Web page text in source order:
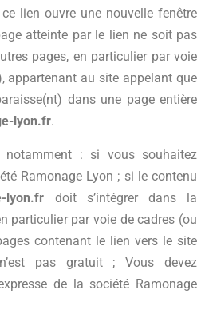
lien ouvre une nouvelle fenêtre
atteinte par le lien ne soit pas
pages, en particulier par voie
appartenant au site appelant que
dans une page entière
lyon.fr.
: si vous souhaitez
Ramonage Lyon ; si le contenu
lyon.fr doit s’intégrer dans la
particulier par voie de cadres (ou
contenant le lien vers le site
pas gratuit ; Vous devez
de la société Ramonage